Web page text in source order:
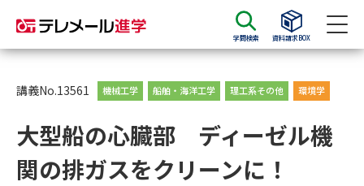
学問検索 資料請求BOX
資料請求 資料検索
大学・短大の資料種類から請求
講義No.13561 機械工学 船舶・海洋工学 理工系その他 環境学
大型船の心臓部 ディーゼル機
関の排ガスをクリーンに！